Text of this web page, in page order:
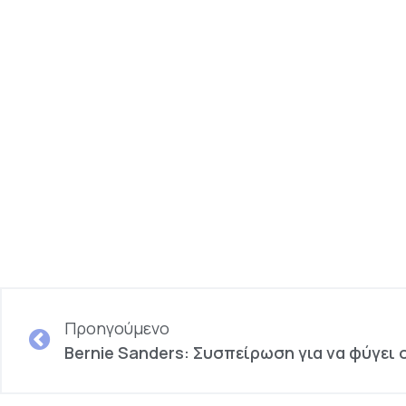
Προηγούμενο
Bernie Sanders: Συσπείρωση για να φύγει